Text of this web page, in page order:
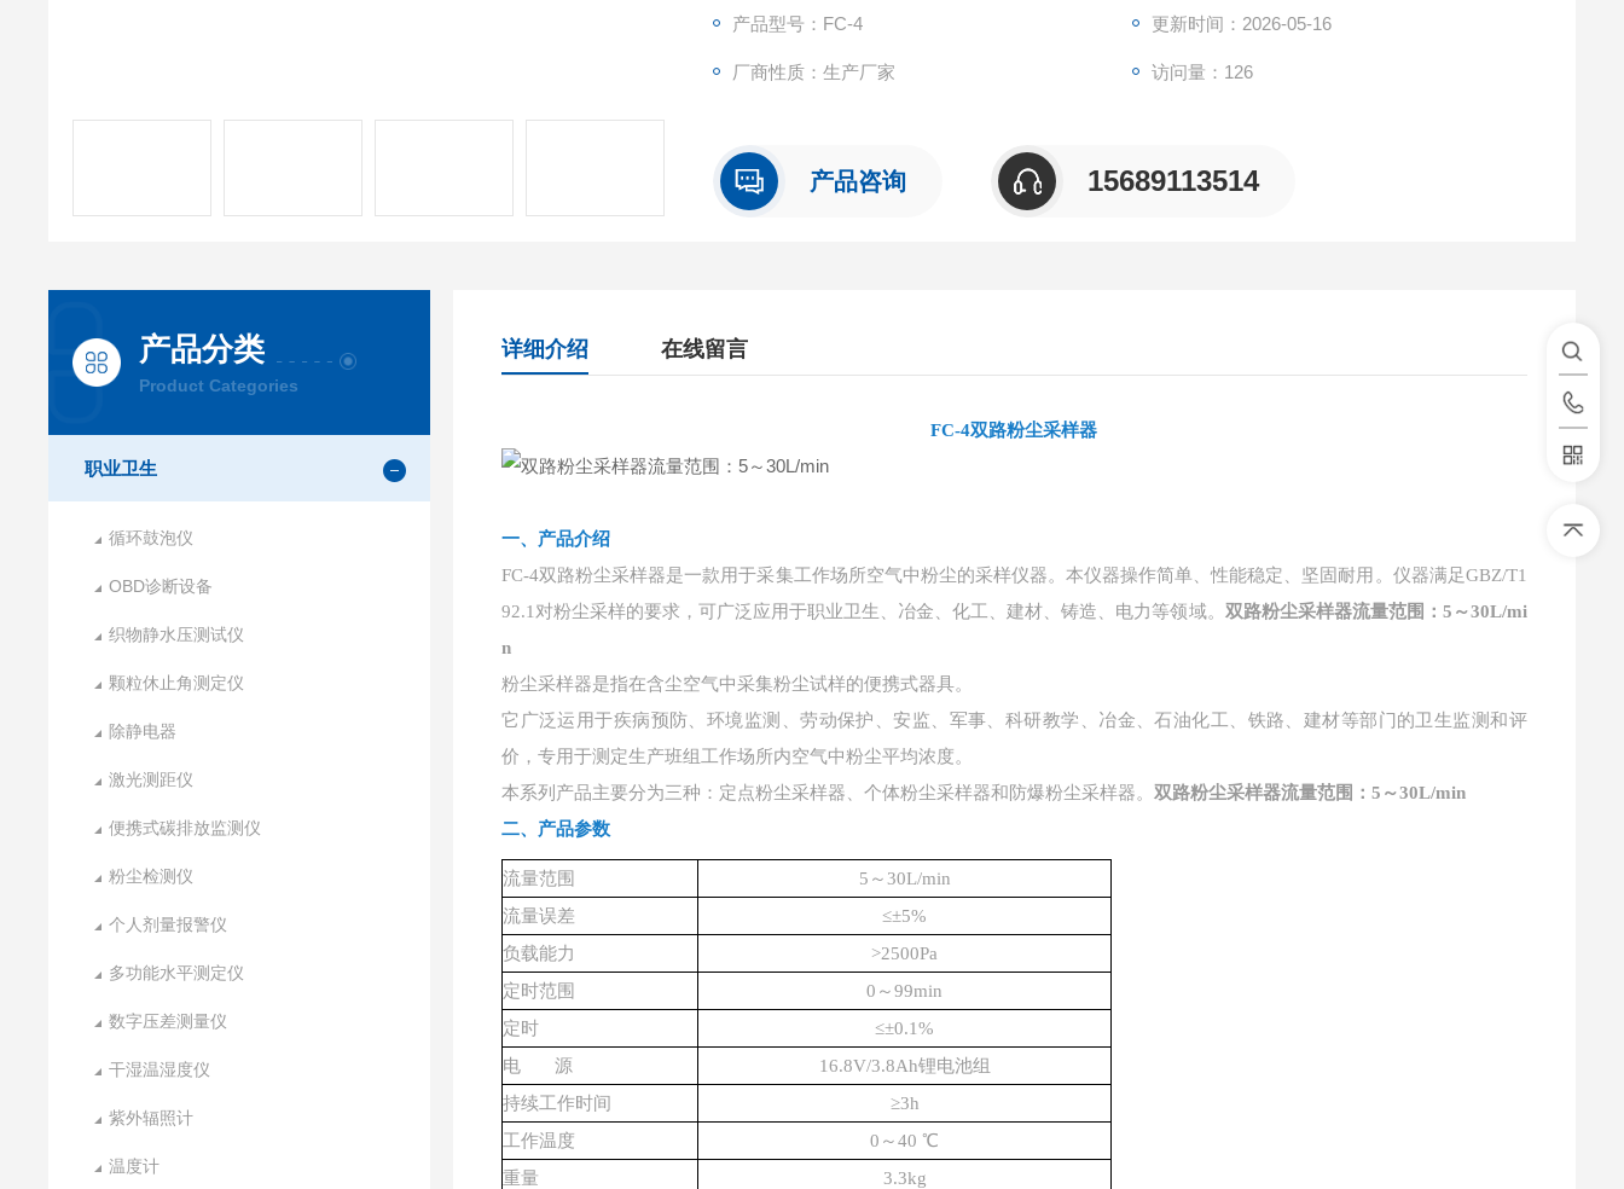
产品型号：FC-4 更新时间：2026-05-16
厂商性质：生产厂家 访问量：126
产品咨询 15689113514
产品分类
Product Categories
职业卫生
循环鼓泡仪
OBD诊断设备
织物静水压测试仪
颗粒休止角测定仪
除静电器
激光测距仪
便携式碳排放监测仪
粉尘检测仪
个人剂量报警仪
多功能水平测定仪
数字压差测量仪
干湿温湿度仪
紫外辐照计
温度计
详细介绍 在线留言
FC-4双路粉尘采样器
一、 产品介绍
FC-4双路粉尘采样器是一款用于采集工作场所空气中粉尘的采样仪器。本仪器操作简单、性能稳定、坚固耐用。仪器满足GBZ/T1
92.1对粉尘采样的要求，可广泛应用于职业卫生、冶金、化工、建材、铸造、电力等领域。 双路粉尘采样器流量范围：5～30L/mi
n
粉尘采样器是指在含尘空气中采集粉尘试样的便携式器具。
它广泛运用于疾病预防、环境监测、劳动保护、安监、军事、科研教学、冶金、石油化工、铁路、建材等部门的卫生监测和评
价，专用于测定生产班组工作场所内空气中粉尘平均浓度。
本系列产品主要分为三种：定点粉尘采样器、个体粉尘采样器和防爆粉尘采样器。 双路粉尘采样器流量范围：5～30L/min
二、产品参数
流量范围
5～30L/min
流量误差
≤±5%
负载能力
>2500Pa
定时范围
0～99min
定时
≤±0.1%
电 源
16.8V/3.8Ah锂电池组
持续工作时间
≥3h
工作温度
0～40 ℃
重量
3.3kg